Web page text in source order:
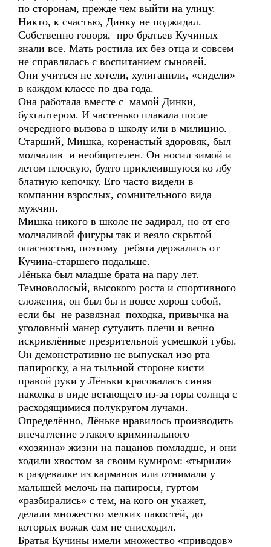
по сторонам, прежде чем выйти на улицу.
Никто, к счастью, Динку не поджидал.
Собственно говоря, про братьев Кучиных
знали все. Мать ростила их без отца и совсем
не справлялась с воспитанием сыновей.
Они учиться не хотели, хулиганили, «сидели»
в каждом классе по два года.
Она работала вместе с мамой Динки,
бухгалтером. И частенько плакала после
очередного вызова в школу или в милицию.
Старший, Мишка, коренастый здоровяк, был
молчалив и необщителен. Он носил зимой и
летом плоскую, будто приклеившуюся ко лбу
блатную кепочку. Его часто видели в
компании взрослых, сомнительного вида
мужчин.
Мишка никого в школе не задирал, но от его
молчаливой фигуры так и веяло скрытой
опасностью, поэтому ребята держались от
Кучина-старшего подальше.
Лёнька был младше брата на пару лет.
Темноволосый, высокого роста и спортивного
сложения, он был бы и вовсе хорош собой,
если бы не развязная походка, привычка на
уголовный манер сутулить плечи и вечно
искривлённые презрительной усмешкой губы.
Он демонстративно не выпускал изо рта
папироску, а на тыльной стороне кисти
правой руки у Лёньки красовалась синяя
наколка в виде встающего из-за горы солнца с
расходящимися полукругом лучами.
Определённо, Лёньке нравилось производить
впечатление этакого криминального
«хозяина» жизни на пацанов помладше, и они
ходили хвостом за своим кумиром: «тырили»
в раздевалке из карманов или отнимали у
малышей мелочь на папиросы, гуртом
«разбирались» с тем, на кого он укажет,
делали множество мелких пакостей, до
которых вожак сам не снисходил.
Братья Кучины имели множество «приводов»